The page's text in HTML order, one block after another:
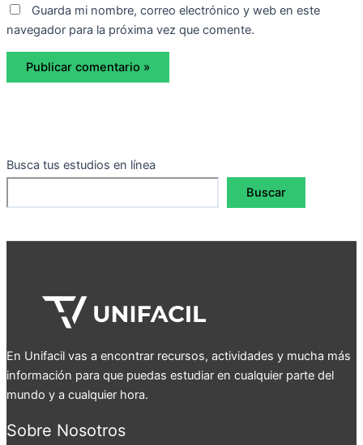
Guarda mi nombre, correo electrónico y web en este
navegador para la próxima vez que comente.
Busca tus estudios en línea
Buscar
En Unifacil vas a encontrar recursos, actividades y mucha más
información para que puedas estudiar en cualquier parte del
mundo y a cualquier hora.
Sobre Nosotros